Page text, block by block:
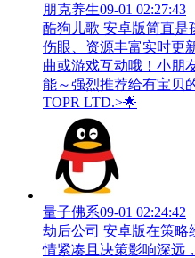
朋克养生09-01 02:27:43
酷狗儿歌 安卓版简直是
伤眼、资源丰富实时更
曲或游戏互动哦！小朋
能～强烈推荐给有宝贝
TOPR LTD.>🌟
量子佛系09-01 02:24:42
劫后公司 安卓版在策略
情紧凑且决策影响深远